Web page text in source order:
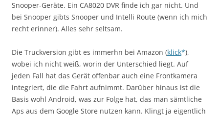
Snooper-Geräte. Ein CA8020 DVR finde ich gar nicht. Und
bei Snooper gibts Snooper und Intelli Route (wenn ich mich
recht erinner). Alles sehr seltsam.
Die Truckversion gibt es immerhn bei Amazon (klick ),
wobei ich nicht weiß, worin der Unterschied liegt. Auf
jeden Fall hat das Gerät offenbar auch eine Frontkamera
integriert, die die Fahrt aufnimmt. Darüber hinaus ist die
Basis wohl Android, was zur Folge hat, das man sämtliche
Aps aus dem Google Store nutzen kann. Klingt ja eigentlich